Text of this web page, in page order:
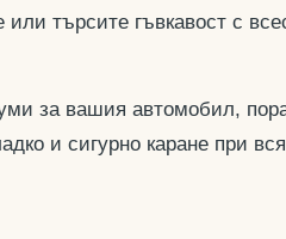
търсите гъвкавост с
за вашия автомобил,
и сигурно каране при